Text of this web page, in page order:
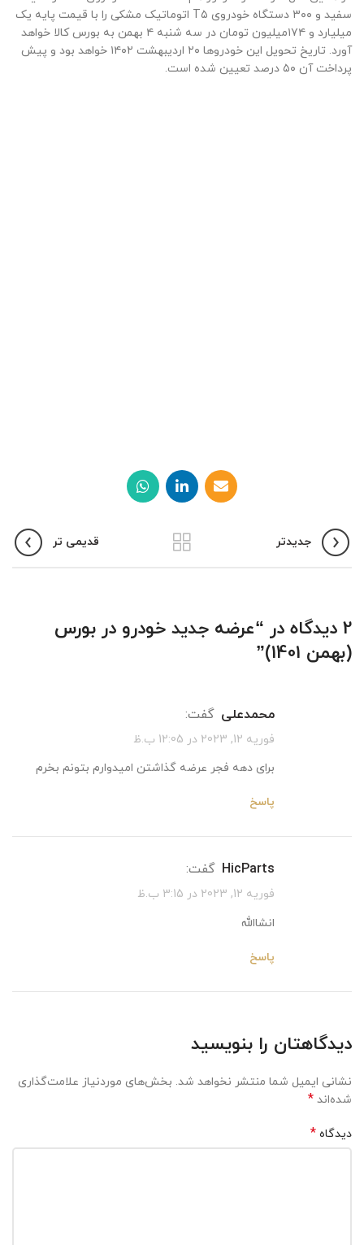
سفید و ۳۰۰ دستگاه خودروی T۵ اتوماتیک مشکی را با قیمت پایه یک
میلیارد و ۱۷۴میلیون تومان در سه شنبه ۴ بهمن به بورس کالا خواهد
آورد. تاریخ تحویل این خودروها ۲۰ اردیبهشت ۱۴۰۲ خواهد بود و پیش
پرداخت آن ۵۰ درصد تعیین شده است.
جدیدتر قدیمی تر
2 دیدگاه در “
عرضه جدید خودرو در بورس
(بهمن 1401)
”
محمدعلی گفت:
فوریه 12, 2023 در 12:05 ب.ظ
برای دهه فجر عرضه گذاشتن امیدوارم بتونم بخرم
پاسخ
HicParts گفت:
فوریه 12, 2023 در 3:15 ب.ظ
انشاالله
پاسخ
دیدگاهتان را بنویسید
نشانی ایمیل شما منتشر نخواهد شد. بخش‌های موردنیاز علامت‌گذاری
شده‌اند *
دیدگاه *